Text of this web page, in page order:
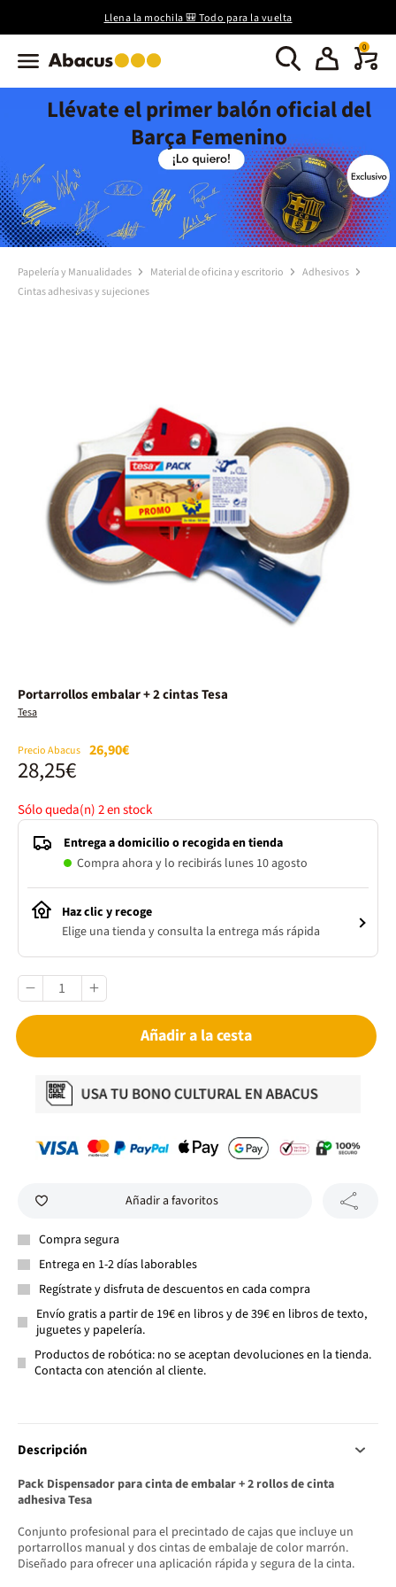
Llena la mochila 🎒 Todo para la vuelta
0
Llévate el primer balón oficial del
Barça Femenino
Papelería y Manualidades Material de oficina y escritorio
Adhesivos
Cintas adhesivas y sujeciones
Portarrollos embalar + 2 cintas Tesa
Tesa
Precio Abacus 26,90€
28,25€
Sólo queda(n)2en stock
Entrega a domicilio o recogida en tienda
Compra ahora y lo recibirás lunes 10 agosto
Haz clic y recoge
Elige una tienda y consulta la entrega más rápida
Añadir a la cesta
Añadir a favoritos
Compra segura
Entrega en 1-2 días laborables
Regístrate y disfruta de descuentos en cada compra
Envío gratis a partir de 19€ en libros y de 39€ en libros de texto,
juguetes y papelería.
Productos de robótica: no se aceptan devoluciones en la tienda.
Contacta con atención al cliente.
Descripción
Pack Dispensador para cinta de embalar + 2 rollos de cinta
adhesiva Tesa
Conjunto profesional para el precintado de cajas que incluye un
portarrollos manual y dos cintas de embalaje de color marrón.
Diseñado para ofrecer una aplicación rápida y segura de la cinta.